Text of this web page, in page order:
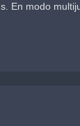
En modo